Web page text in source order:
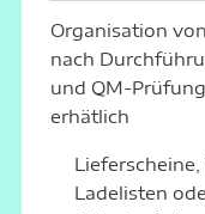
Organisation
nach
und QM-
erhätlich
Ladelisten